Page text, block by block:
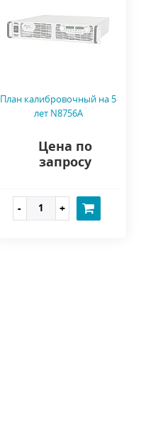
План калибровочный на 5
лет N8756A
Цена по
запросу